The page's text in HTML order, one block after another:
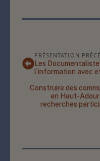
PRÉSENTATION
Les
l’information avec
Construire des
en Haut-
recherches